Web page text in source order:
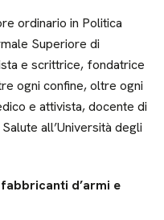
ordinario in Politica
Superiore di
e scrittrice, fondatrice
ogni confine, oltre ogni
e attivista, docente di
all’Università degli
d’armi e